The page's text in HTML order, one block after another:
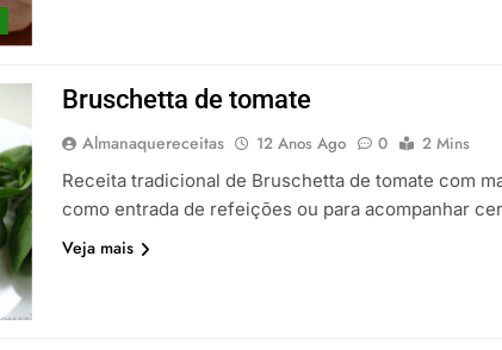
Bruschetta de tomate
Almanaquereceitas 12 Anos Ago 0
2 Mins
Receita tradicional de Bruschetta de tomate com
como entrada de refeições ou para acompanhar
Veja mais